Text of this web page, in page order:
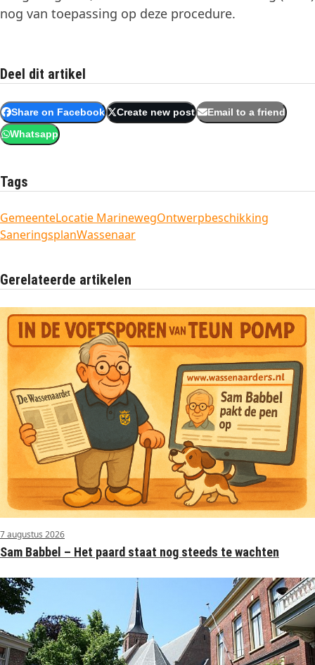
nog van toepassing op deze procedure.
Deel dit artikel
Share on Facebook Create new post Email to a friend
Whatsapp
Tags
GemeenteLocatie MarinewegOntwerpbeschikking
SaneringsplanWassenaar
Gerelateerde artikelen
7 augustus 2026
Sam Babbel – Het paard staat nog steeds te wachten